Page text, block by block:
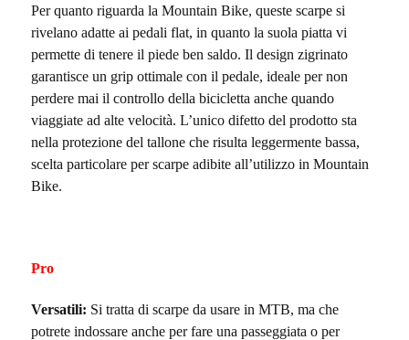
Per quanto riguarda la Mountain Bike, queste scarpe si
rivelano adatte ai pedali flat, in quanto la suola piatta vi
permette di tenere il piede ben saldo. Il design zigrinato
garantisce un grip ottimale con il pedale, ideale per non
perdere mai il controllo della bicicletta anche quando
viaggiate ad alte velocità. L’unico difetto del prodotto sta
nella protezione del tallone che risulta leggermente bassa,
scelta particolare per scarpe adibite all’utilizzo in Mountain
Bike.
Pro
Versatili: Si tratta di scarpe da usare in MTB, ma che
potrete indossare anche per fare una passeggiata o per